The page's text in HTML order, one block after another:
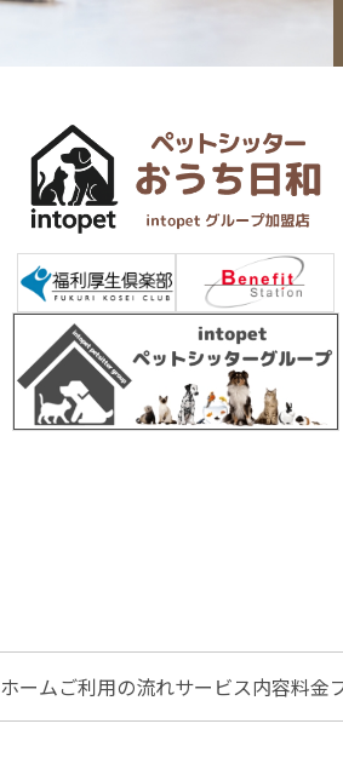
ホームご利用の流れサービス内容料金